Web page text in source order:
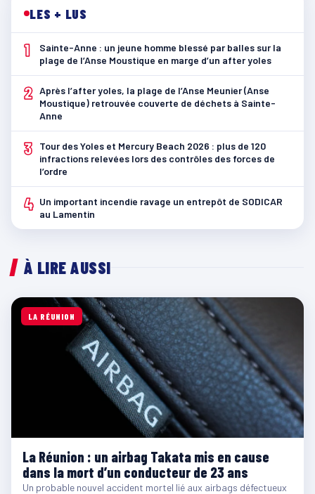
LES + LUS
1
Sainte-Anne : un jeune homme blessé par balles sur la
plage de l’Anse Moustique en marge d’un after yoles
2 Après l’after yoles, la plage de l’Anse Meunier (Anse
Moustique) retrouvée couverte de déchets à Sainte-
Anne
3
Tour des Yoles et Mercury Beach 2026 : plus de 120
infractions relevées lors des contrôles des forces de
l’ordre
4 Un important incendie ravage un entrepôt de SODICAR
au Lamentin
À LIRE AUSSI
LA RÉUNION
La Réunion : un airbag Takata mis en cause
dans la mort d’un conducteur de 23 ans
Un probable nouvel accident mortel lié aux airbags défectueux